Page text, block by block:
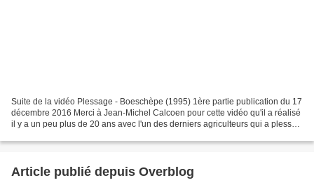
Suite de la vidéo Plessage - Boeschèpe (1995) 1ère partie publication du 17
décembre 2016 Merci à Jean-Michel Calcoen pour cette vidéo qu'il a réalisé
il y a un peu plus de 20 ans avec l'un des derniers agriculteurs qui a plessé
Article publié depuis Overblog